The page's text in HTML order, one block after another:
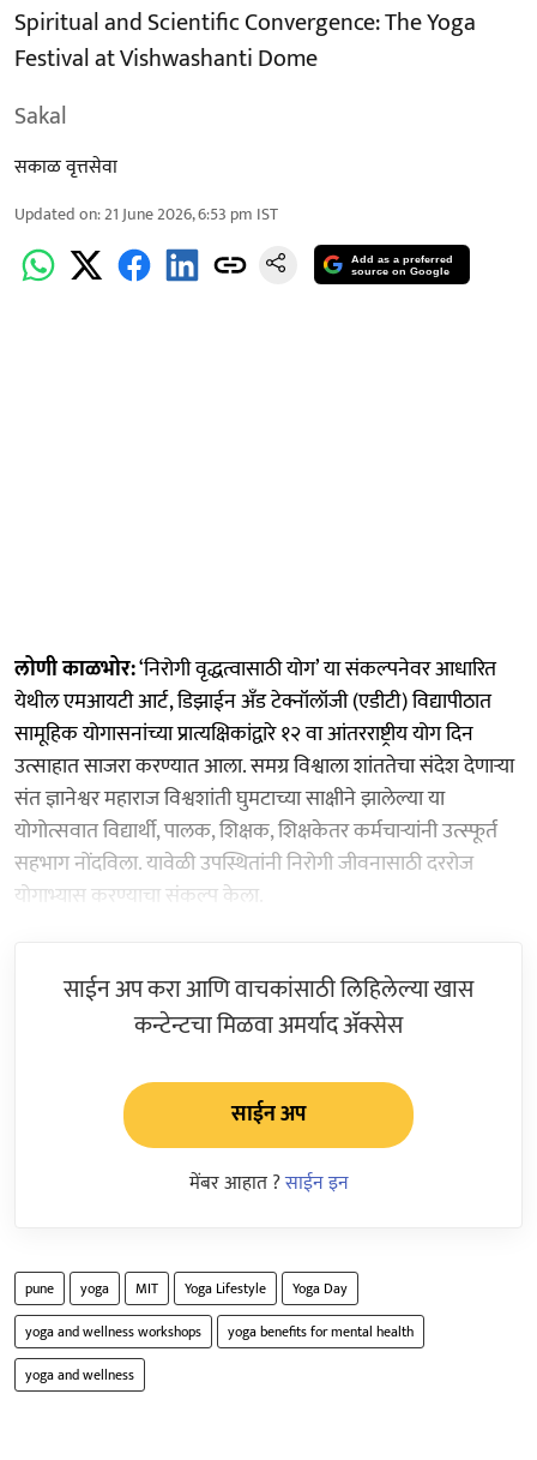
Spiritual and Scientific Convergence: The Yoga
Festival at Vishwashanti Dome
Sakal
सकाळ वृत्तसेवा
Updated on:21 June 2026, 6:53 pm IST
Add as a preferred
source on Google
लोणी काळभोर:‘निरोगी वृद्धत्वासाठी योग’ या संकल्पनेवर आधारित
येथील एमआयटी आर्ट, डिझाईन अँड टेक्नॉलॉजी (एडीटी) विद्यापीठात
सामूहिक योगासनांच्या प्रात्यक्षिकांद्वारे १२ वा आंतरराष्ट्रीय योग दिन
उत्साहात साजरा करण्यात आला. समग्र विश्वाला शांततेचा संदेश देणाऱ्या
संत ज्ञानेश्वर महाराज विश्वशांती घुमटाच्या साक्षीने झालेल्या या
योगोत्सवात विद्यार्थी, पालक, शिक्षक, शिक्षकेतर कर्मचाऱ्यांनी उत्स्फूर्त
सहभाग नोंदविला. यावेळी उपस्थितांनी निरोगी जीवनासाठी दररोज
योगाभ्यास करण्याचा संकल्प केला.
साईन अप करा आणि वाचकांसाठी लिहिलेल्या खास
कन्टेन्टचा मिळवा अमर्याद ॲक्सेस
साईन अप
मेंबर आहात ?साईन इन
pune yoga MIT Yoga Lifestyle
Yoga Day
yoga and wellness workshops
yoga benefits for mental health
yoga and wellness